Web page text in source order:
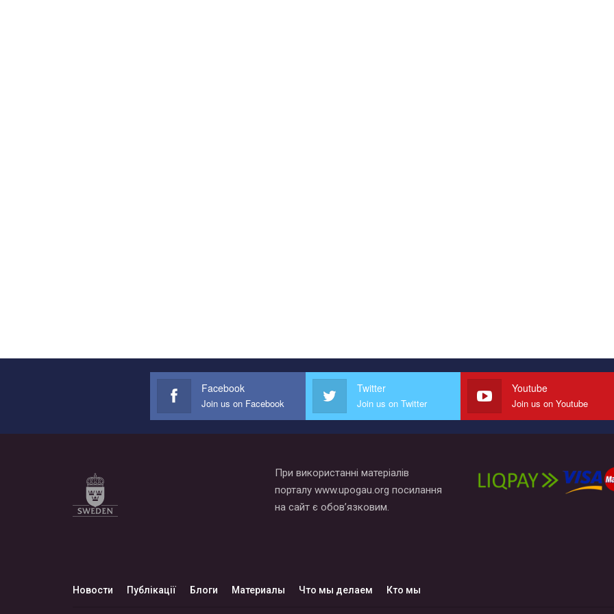
Facebook
Join us on Facebook
Twitter
Join us on Twitter
Youtube
Join us on Youtube
При використанні матеріалів
порталу www.upogau.org посилання
на сайт є обов’язковим.
Новости Публікації Блоги Материалы Что мы делаем Кто мы